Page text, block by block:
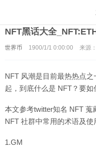
NFT黑话大全
世界币 1900/1/1 0:00:00 来源：
NFT 风潮是目前最热热点
起，到底什么是 NFT？要如
本文参考twitter知名 NFT 蒐
NFT 社群中常用的术语及使
1.GM